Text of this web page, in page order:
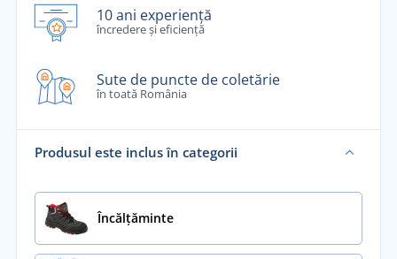
10 ani experiență
încredere și eficiență
Sute de puncte de coletărie
în toată România
Produsul este inclus în categorii
Încălţăminte